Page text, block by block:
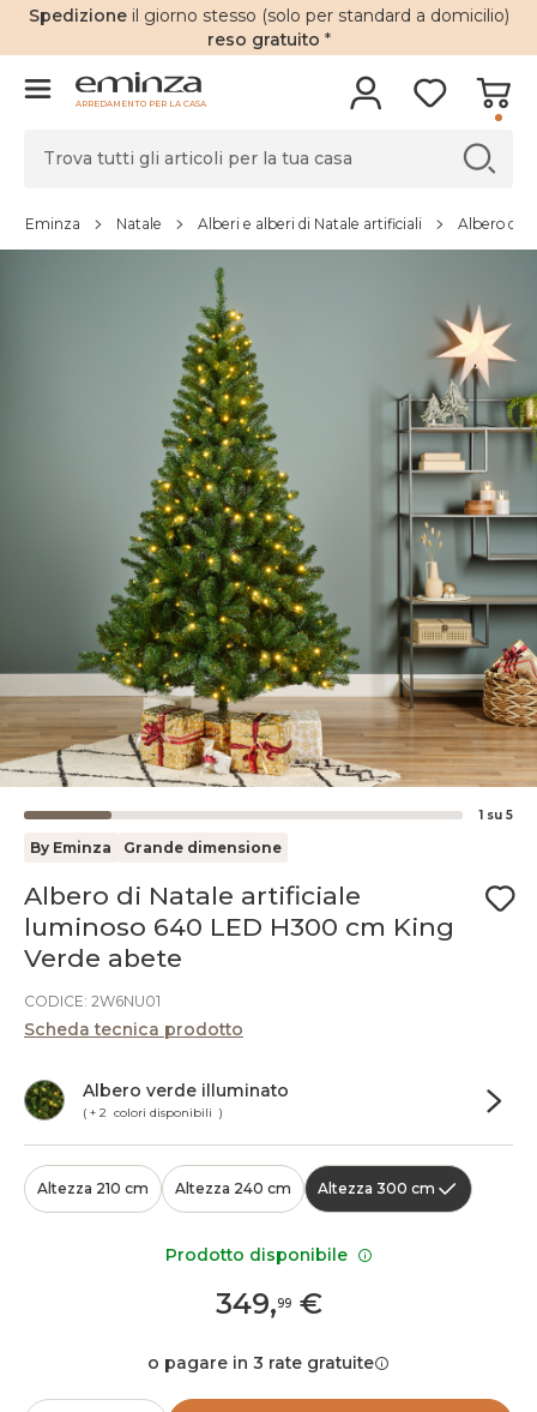
Spedizione il giorno stesso (solo per standard a domicilio)
reso gratuito *
ARREDAMENTO PER LA CASA
Eminza Natale Alberi e alberi di Natale artificiali Albero di
1 su 5
By Eminza Grande dimensione
Albero di Natale artificiale
luminoso 640 LED H300 cm King
Verde abete
CODICE: 2W6NU01
Scheda tecnica prodotto
Albero verde illuminato
( + 2 colori disponibili )
Altezza 210 cm Altezza 240 cm Altezza 300 cm
349,99€
o pagare in 3 rate gratuite